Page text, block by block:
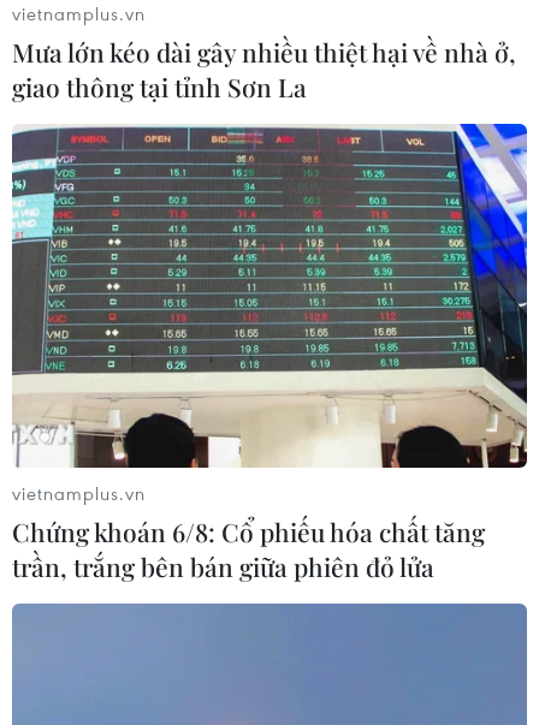
vietnamplus.vn
Mưa lớn kéo dài gây nhiều thiệt hại về nhà ở,
giao thông tại tỉnh Sơn La
vietnamplus.vn
Chứng khoán 6/8: Cổ phiếu hóa chất tăng
trần, trắng bên bán giữa phiên đỏ lửa